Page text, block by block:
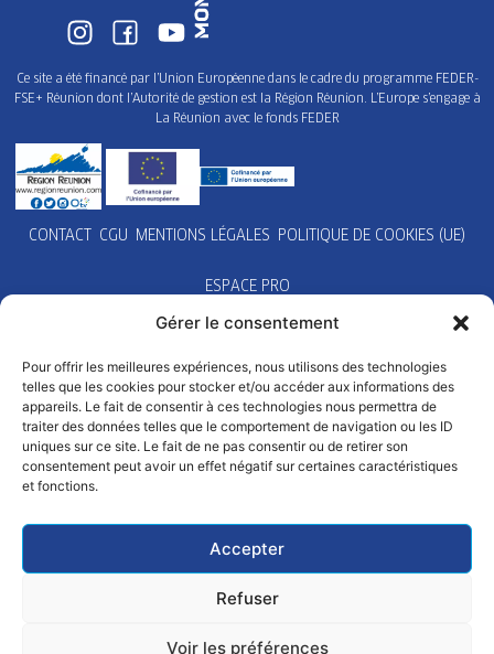
Gérer le consentement
Pour offrir les meilleures expériences, nous utilisons des technologies
telles que les cookies pour stocker et/ou accéder aux informations des
appareils. Le fait de consentir à ces technologies nous permettra de
traiter des données telles que le comportement de navigation ou les ID
uniques sur ce site. Le fait de ne pas consentir ou de retirer son
consentement peut avoir un effet négatif sur certaines caractéristiques
et fonctions.
Accepter
Refuser
Voir les préférences
Ce site a été financé par l’Union Européenne dans le cadre du programme FEDER-
FSE+ Réunion dont l’Autorité de gestion est la Région Réunion. L’Europe s’engage à
La Réunion avec le fonds FEDER
CONTACT CGU MENTIONS LÉGALES POLITIQUE DE COOKIES (UE)
ESPACE PRO